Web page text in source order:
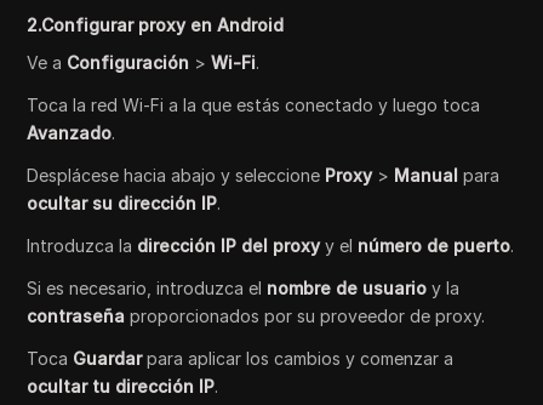
2.Configurar proxy en Android
Ve a Configuración >Wi-Fi.
Toca la red Wi-Fi a la que estás conectado y luego toca
Avanzado.
Desplácese hacia abajo y seleccione Proxy> Manual para
ocultar su dirección IP.
Introduzca la dirección IP del proxyy el número de puerto.
Si es necesario, introduzca el nombre de usuario y la
contraseña proporcionados por su proveedor de proxy.
Toca Guardarpara aplicar los cambios y comenzar a
ocultar tu dirección IP.